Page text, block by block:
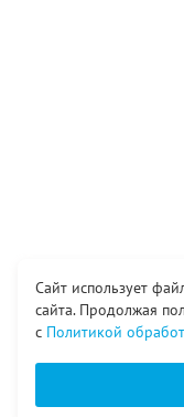
Сайт использует
сайта. Продолжая
с Политикой